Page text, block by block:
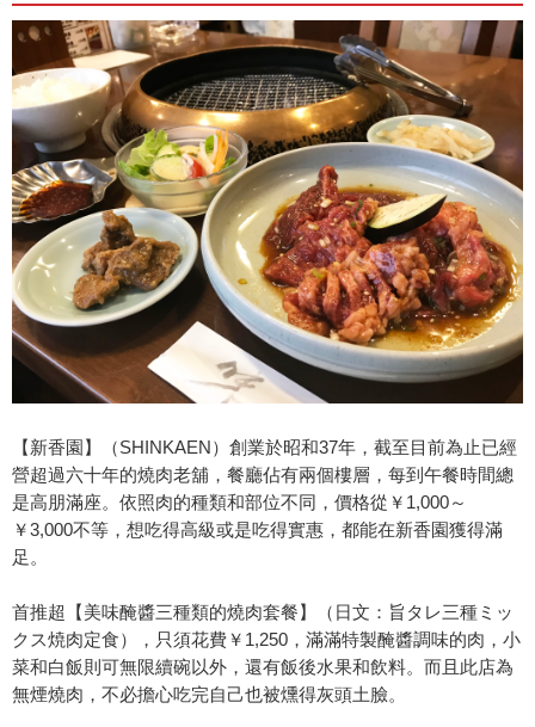
【新香園】（SHINKAEN）創業於昭和37年，截至目前為止已經
營超過六十年的燒肉老舖，餐廳佔有兩個樓層，每到午餐時間總
是高朋滿座。依照肉的種類和部位不同，價格從￥1,000～
￥3,000不等，想吃得高級或是吃得實惠，都能在新香園獲得滿
足。
首推超【美味醃醬三種類的燒肉套餐】（日文：旨タレ三種ミッ
クス焼肉定食），只須花費￥1,250，滿滿特製醃醬調味的肉，小
菜和白飯則可無限續碗以外，還有飯後水果和飲料。而且此店為
無煙燒肉，不必擔心吃完自己也被燻得灰頭土臉。